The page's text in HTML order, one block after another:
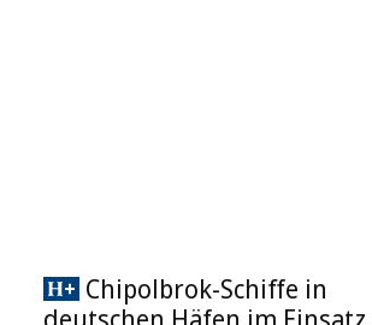
Chipolbrok-Schiffe in